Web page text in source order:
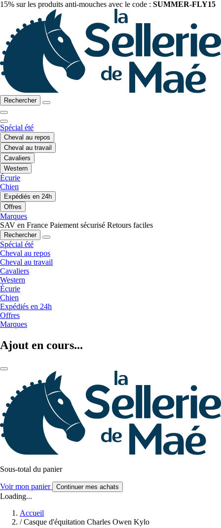
15% sur les produits anti-mouches avec le code : SUMMER-FLY15
Rechercher
Spécial été
Cheval au repos
Cheval au travail
Cavaliers
Western
Écurie
Chien
Expédiés en 24h
Offres
Marques
SAV en France Paiement sécurisé Retours faciles
Rechercher
Spécial été
Cheval au repos
Cheval au travail
Cavaliers
Western
Écurie
Chien
Expédiés en 24h
Offres
Marques
Ajout en cours...
Sous-total du panier
Voir mon panier Continuer mes achats
Loading...
Accueil
/ Casque d'équitation Charles Owen Kylo